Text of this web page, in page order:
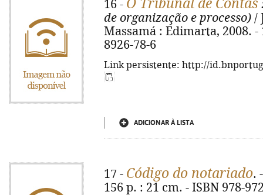
16 - O Tribunal de Contas
de organização e processo) /
Massamá : Edimarta, 2008. -
8926-78-6
Link persistente: http://
ADICIONAR À LISTA
17 - Código do notariado.
156 p. : 21 cm. - ISBN 978-